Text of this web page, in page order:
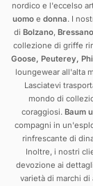
nordico e l'eccelso
uomo e donna. I
di Bolzano,
collezione di griffe
Goose, Peuterey,
loungewear all'alta
Lasciatevi
mondo di
coraggiosi. Baum
compagni in
rinfrescante di
Inoltre, i nostri
devozione ai
varietà di marchi